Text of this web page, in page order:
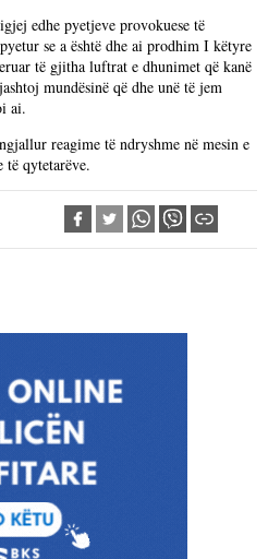
edhe pyetjeve provokuese të
se a është dhe ai prodhim I këtyre
të gjitha luftrat e dhunimet që kanë
mundësinë që dhe unë të jem
ai.
reagime të ndryshme në mesin e
të qytetarëve.